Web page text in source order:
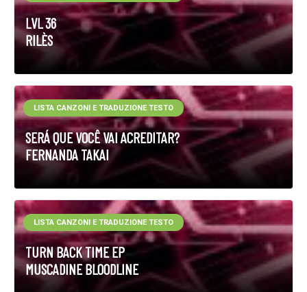
LVL 36
RILÈS
SERÁ QUE VOCÊ VAI ACREDITAR?
FERNANDA TAKAI
LISTA CANZONI E TRADUZIONE TESTO
TURN BACK TIME EP
MUSCADINE BLOODLINE
LISTA CANZONI E TRADUZIONE TESTO